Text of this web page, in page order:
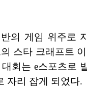
의 게임 위주로
스타 크래프트
회는 e스포츠로
자리 잡게 되었다.